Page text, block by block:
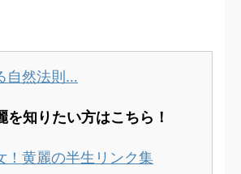
自然法則…
知りたい方はこちら！
！黄麗の半生リンク集